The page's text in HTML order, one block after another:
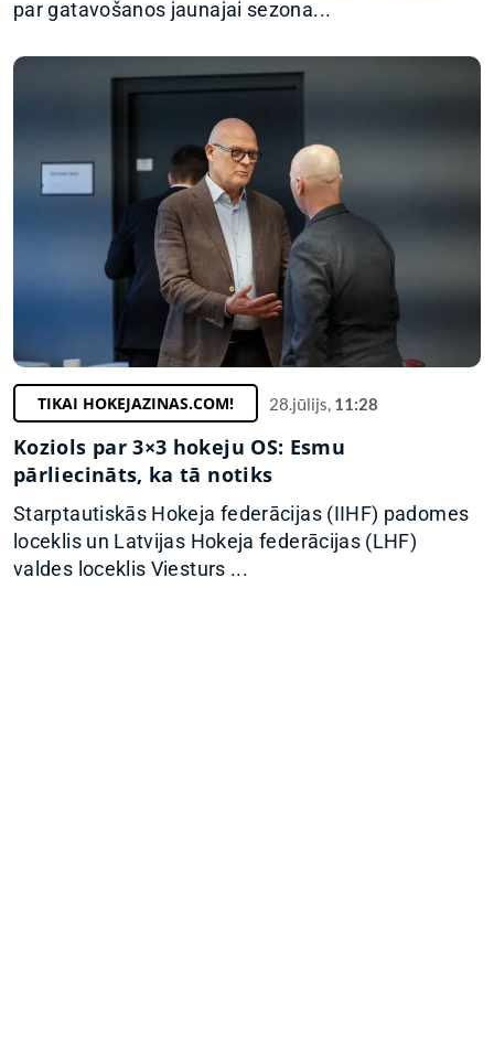
par gatavošanos jaunajai sezona...
TIKAI HOKEJAZINAS.COM! 28.jūlijs, 11:28
Koziols par 3×3 hokeju OS: Esmu
pārliecināts, ka tā notiks
Starptautiskās Hokeja federācijas (IIHF) padomes
loceklis un Latvijas Hokeja federācijas (LHF)
valdes loceklis Viesturs ...